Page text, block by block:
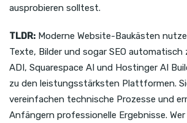
ausprobieren solltest.
TLDR: Moderne Website-Baukästen
Texte, Bilder und sogar SEO automatisch
ADI, Squarespace AI und Hostinger AI
zu den leistungsstärksten Plattformen.
vereinfachen technische Prozesse und
Anfängern professionelle Ergebnisse.